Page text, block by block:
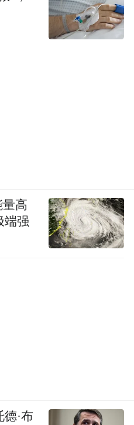
量高
端强
·布